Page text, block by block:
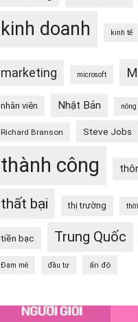
kinh doanh kinh tế
marketing microsoft
nhân viên Nhật Bản
Richard Branson Steve Jobs
thành công
thất bại thị trường
tiền bạc Trung Quốc
Đam mê đầu tư ấn độ